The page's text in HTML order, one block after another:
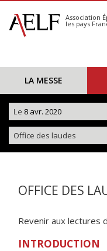
S'abonner
Calendrier
Association
les pays
LA MESSE
Le 8 avr. 2020
Office des laudes
OFFICE DES
Revenir aux lectures
INTRODUCTION